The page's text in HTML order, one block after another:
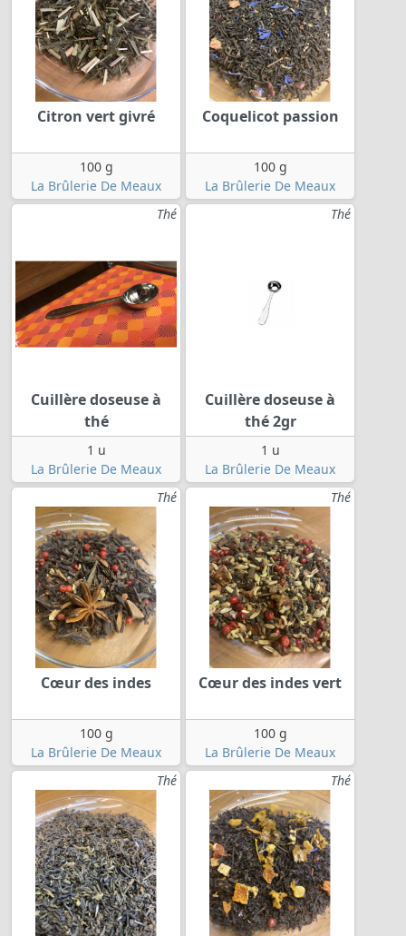
Citron vert givré
100 g
La Brûlerie De Meaux
Coquelicot passion
100 g
La Brûlerie De Meaux
Thé
Cuillère doseuse à
thé
1 u
La Brûlerie De Meaux
Thé
Cuillère doseuse à
thé 2gr
1 u
La Brûlerie De Meaux
Thé
Cœur des indes
100 g
La Brûlerie De Meaux
Thé
Cœur des indes vert
100 g
La Brûlerie De Meaux
Thé
Thé